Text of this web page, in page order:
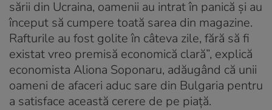
sării din Ucraina, oamenii au intrat în panică și au
început să cumpere toată sarea din magazine.
Rafturile au fost golite în câteva zile, fără să fi
existat vreo premisă economică clară”, explică
economista Aliona Soponaru, adăugând că unii
oameni de afaceri aduc sare din Bulgaria pentru
a satisface această cerere de pe piață.